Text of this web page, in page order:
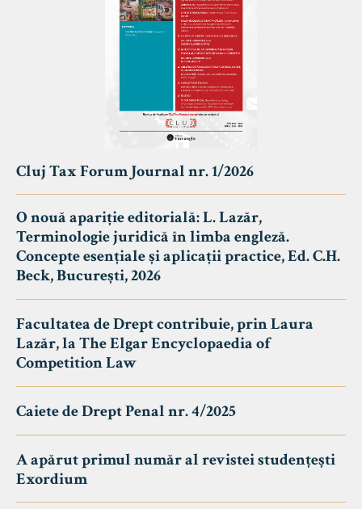
Cluj Tax Forum Journal nr. 1/2026
O nouă apariție editorială: L. Lazăr,
Terminologie juridică în limba engleză.
Concepte esențiale și aplicații practice, Ed. C.H.
Beck, București, 2026
Facultatea de Drept contribuie, prin Laura
Lazăr, la The Elgar Encyclopaedia of
Competition Law
Caiete de Drept Penal nr. 4/2025
A apărut primul număr al revistei studențești
Exordium